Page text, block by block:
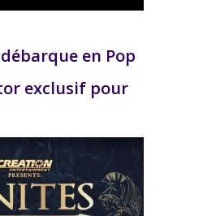
en Pop
exclusif pour